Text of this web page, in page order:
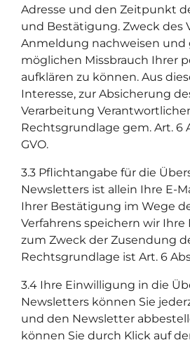
Adresse und den Zeitpunkt
und Bestätigung. Zweck des
Anmeldung nachweisen und
möglichen Missbrauch Ihrer
aufklären zu können. Aus
Interesse, zur Absicherung
Verarbeitung
Rechtsgrundlage gem. Art. 6
GVO.
3.3 Pflichtangabe für die
Newsletters ist allein Ihre E-
Ihrer Bestätigung im Wege
Verfahrens speichern wir Ihre
zum Zweck der Zusendung
Rechtsgrundlage ist Art. 6 Abs.
3.4 Ihre Einwilligung in die
Newsletters können Sie
und den Newsletter
können Sie durch Klick auf